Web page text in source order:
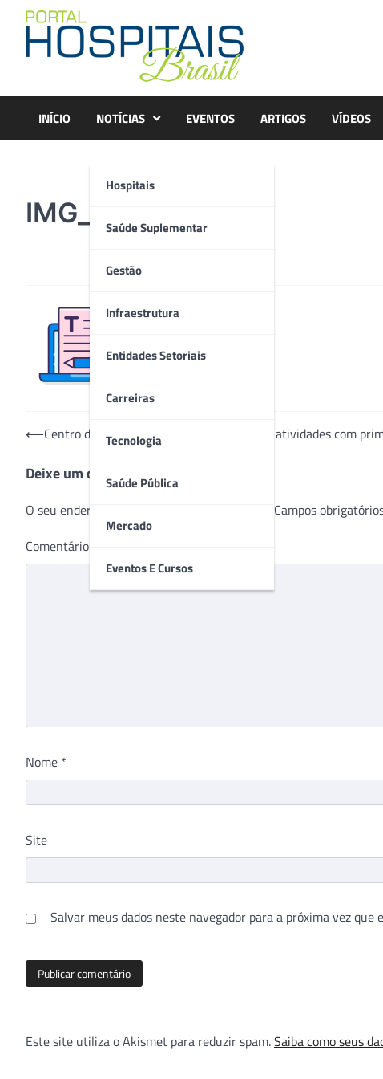
content
INÍCIO NOTÍCIAS
Hospitais
Saúde Suplementar
Gestão
Infraestrutura
Entidades Setoriais
Carreiras
Tecnologia
Saúde Pública
Mercado
Eventos E Cursos
EVENTOS ARTIGOS VÍDEOS
IMG_0025
Navegação
Post
⟵Centro de Educação Profissional INC inicia atividades com
Deixe um comentário
O seu endereço de e-mail não será publicado. Campos
Comentário
Nome *
Site
Salvar meus dados neste navegador para a próxima vez que
Este site utiliza o Akismet para reduzir spam.Saiba como seus